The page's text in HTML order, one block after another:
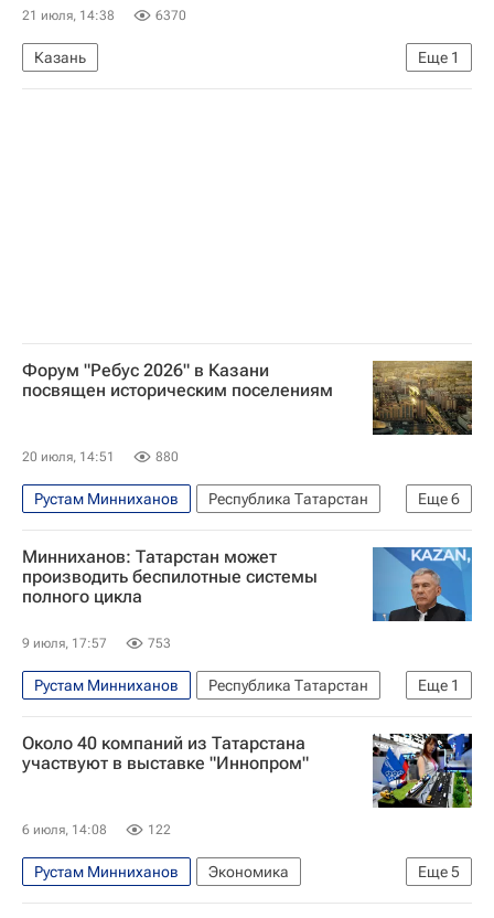
21 июля, 14:38 6370
Еще 1
Казань
Патриарх Кирилл (Владимир Гундяев)
Форум "Ребус 2026" в Казани
посвящен историческим поселениям
20 июля, 14:51 880
Еще6
Рустам Минниханов
Республика Татарстан
Строительство
Казань
Евразийский экономический союз
ШОС
Россия
Минниханов: Татарстан может
производить беспилотные системы
полного цикла
9 июля, 17:57 753
Еще 1
Рустам Минниханов
Республика Татарстан
Технологии
Около 40 компаний из Татарстана
участвуют в выставке "Иннопром"
6 июля, 14:08 122
Еще5
Рустам Минниханов
Экономика
Екатеринбург
Индонезия